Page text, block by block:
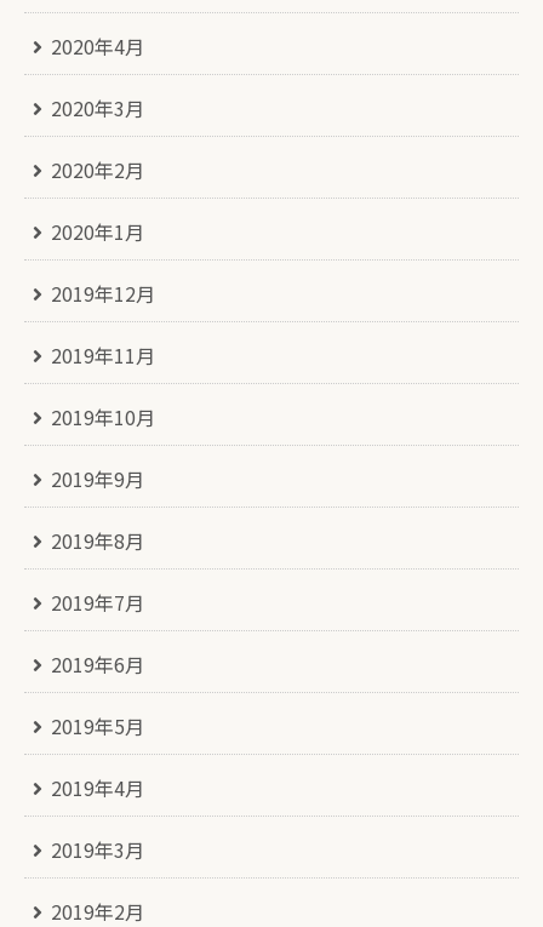
2020年4月
2020年3月
2020年2月
2020年1月
2019年12月
2019年11月
2019年10月
2019年9月
2019年8月
2019年7月
2019年6月
2019年5月
2019年4月
2019年3月
2019年2月